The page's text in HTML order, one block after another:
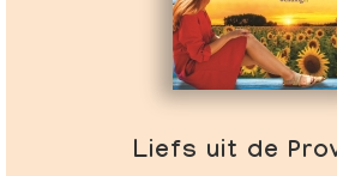
Liefs uit de